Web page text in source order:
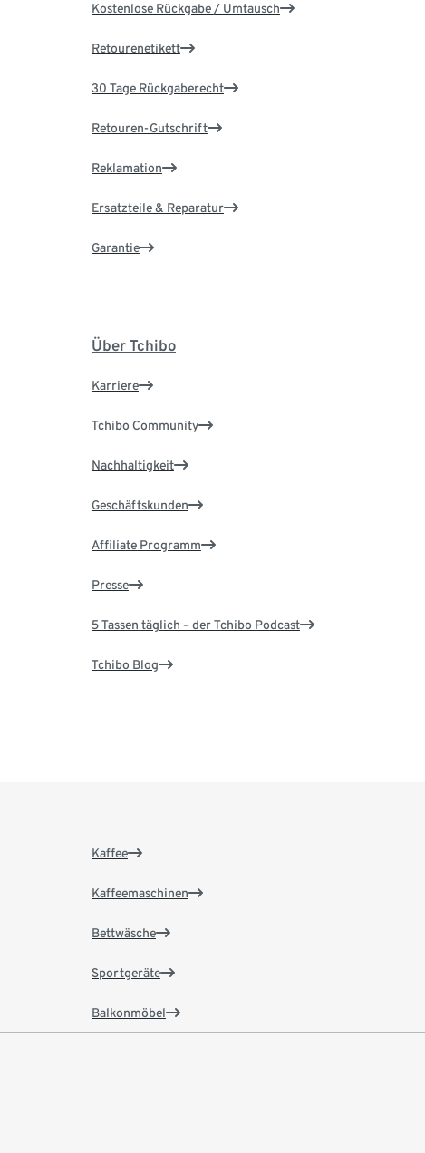
Kostenlose Rückgabe / Umtausch
Retourenetikett
30 Tage Rückgaberecht
Retouren-Gutschrift
Reklamation
Ersatzteile & Reparatur
Garantie
Über Tchibo
Karriere
Tchibo Community
Nachhaltigkeit
Geschäftskunden
Affiliate Programm
Presse
5 Tassen täglich – der Tchibo Podcast
Tchibo Blog
Kaffee
Kaffeemaschinen
Bettwäsche
Sportgeräte
Balkonmöbel